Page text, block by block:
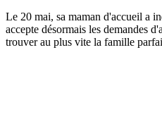
Le 20 mai, sa maman d'accueil a
accepte désormais les demandes
trouver au plus vite la famille